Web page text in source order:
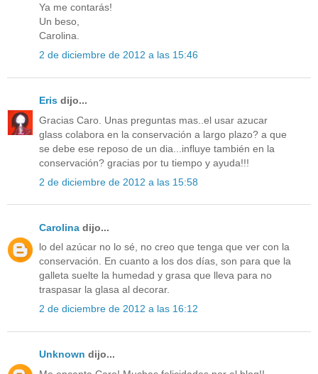
Ya me contarás!
Un beso,
Carolina.
2 de diciembre de 2012 a las 15:46
Eris dijo...
Gracias Caro. Unas preguntas mas..el usar azucar
glass colabora en la conservación a largo plazo? a que
se debe ese reposo de un dia...influye también en la
conservación? gracias por tu tiempo y ayuda!!!
2 de diciembre de 2012 a las 15:58
Carolina dijo...
lo del azúcar no lo sé, no creo que tenga que ver con la
conservación. En cuanto a los dos días, son para que la
galleta suelte la humedad y grasa que lleva para no
traspasar la glasa al decorar.
2 de diciembre de 2012 a las 16:12
Unknown dijo...